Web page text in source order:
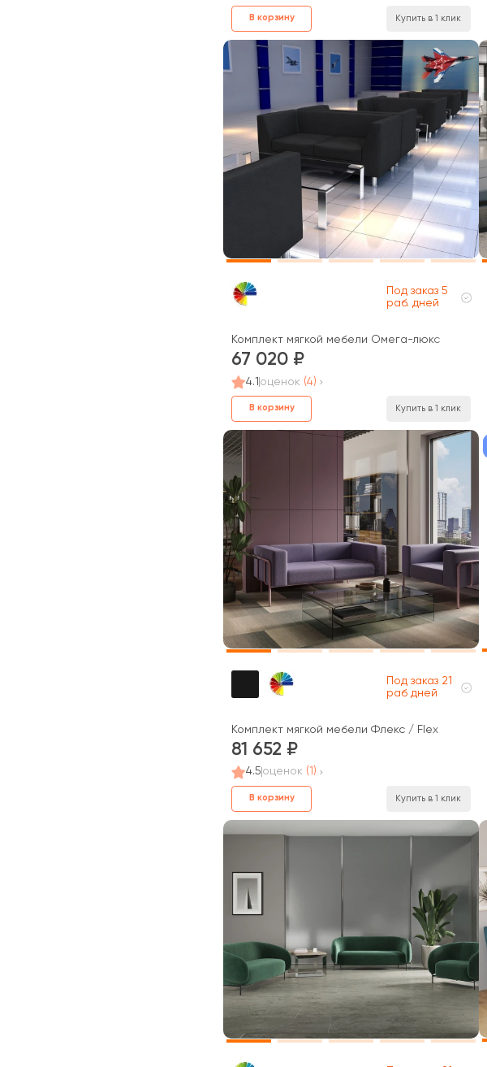
В корзину Купить в 1 клик
Под заказ 5
раб. дней
Комплект мягкой мебели Омега-люкс
67 020
4.1 оценок (4)
В корзину Купить в 1 клик
Под заказ 21
раб дней
Комплект мягкой мебели Флекс / Flex
81 652
4.5 оценок (1)
В корзину Купить в 1 клик